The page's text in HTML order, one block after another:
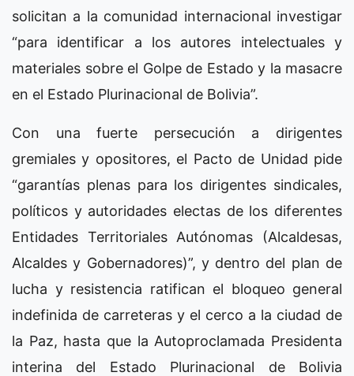
solicitan a la comunidad internacional investigar
“para identificar a los autores intelectuales y
materiales sobre el Golpe de Estado y la masacre
en el Estado Plurinacional de Bolivia”.
Con una fuerte persecución a dirigentes
gremiales y opositores, el Pacto de Unidad pide
“garantías plenas para los dirigentes sindicales,
políticos y autoridades electas de los diferentes
Entidades Territoriales Autónomas (Alcaldesas,
Alcaldes y Gobernadores)”, y dentro del plan de
lucha y resistencia ratifican el bloqueo general
indefinida de carreteras y el cerco a la ciudad de
la Paz, hasta que la Autoproclamada Presidenta
interina del Estado Plurinacional de Bolivia